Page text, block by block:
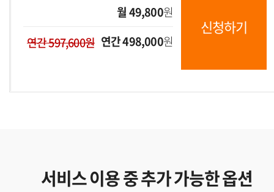
월 49,800원
연간 597,600원 연간 498,000원
신청하기
서비스 이용 중 추가 가능한 옵션